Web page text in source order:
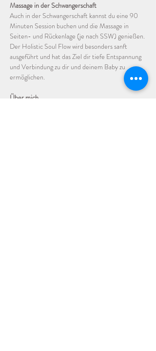
Massage in der Schwangerschaft
Auch in der Schwangerschaft kannst du eine 90
Minuten Session buchen und die Massage in
Seiten- und Rückenlage (je nach SSW) genießen.
Der Holistic Soul Flow wird besonders sanft
ausgeführt und hat das Ziel dir tiefe Entspannung
und Verbindung zu dir und deinem Baby zu
ermöglichen.
Über mich